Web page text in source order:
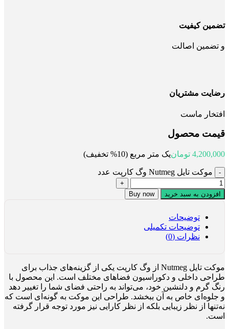
تضمین کیفیت
و تضمین اصالت
رضایت مشتریان
افتخار ماست
قیمت محصول
4,200,000 تومانیک متر مربع (10% تخفیف)
موکت تایل Nutmeg وگ کارپت عدد
افزودن به سبد خرید Buy now
توضیحات
توضیحات تکمیلی
نظرات (0)
موکت تایل Nutmeg از وگ کارپت یکی از گزینه‌های جذاب برای
طراحی داخلی و دکوراسیون فضاهای مختلف است. این محصول با
رنگ گرم و دلنشین خود، می‌تواند به راحتی فضای شما را تغییر دهد
و جلوه‌ای خاص به آن ببخشد. طراحی این موکت به گونه‌ای است که
نه‌تنها از نظر زیبایی بلکه از نظر کارایی نیز مورد توجه قرار گرفته
است.